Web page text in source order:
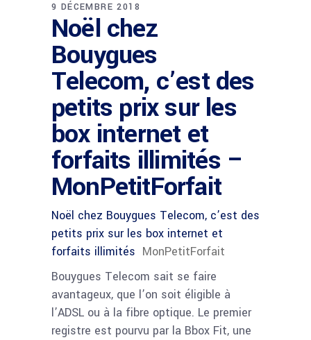
9 DÉCEMBRE 2018
Noël chez
Bouygues
Telecom, c’est des
petits prix sur les
box internet et
forfaits illimités –
MonPetitForfait
Noël chez Bouygues Telecom, c’est des
petits prix sur les box internet et
forfaits illimités MonPetitForfait
Bouygues Telecom sait se faire
avantageux, que l’on soit éligible à
l’ADSL ou à la fibre optique. Le premier
registre est pourvu par la Bbox Fit, une